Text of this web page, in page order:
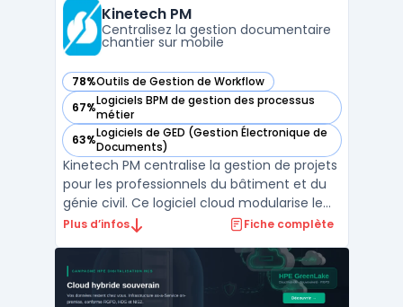
de portefeuilles. Dans les contextes où
plusieurs cha ...
Kinetech PM
Centralisez la gestion documentaire
chantier sur mobile
78%Outils de Gestion de Workflow
— voir Kinetech PM dans cette catégorie
67%Logiciels BPM de gestion des processus
métier
— voir Kinetech PM dans cette catégorie
63%Logiciels de GED (Gestion Électronique de
Documents)
— voir Kinetech PM dans cette catégorie
Kinetech PM centralise la gestion de projets
pour les professionnels du bâtiment et du
génie civil. Ce logiciel cloud modularise le
pilotage de chantier, en digitalisant
construction, de la communication à la
gestion financière. L'utilisation de gestion
de projet ...
Plus d’infos Fiche complète